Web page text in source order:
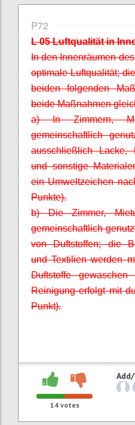
P72
L 05 Luftqualität in
In den Innenräumen
optimale Luftqualität;
beiden folgenden
beide Maßnahmen
a) In Zimmern,
gemeinschaftlich
ausschließlich Lacke,
und sonstige
ein Umweltzeichen
Punkte).
b) Die Zimmer,
gemeinschaftlich
von Duftstoffen; die
und Textilien werden
Duftstoffe
Reinigung erfolgt mit
Punkt).
14votes